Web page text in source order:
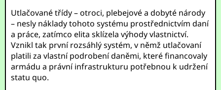
Utlačované třídy – otroci, plebejové a dobyté národy
– nesly náklady tohoto systému prostřednictvím daní
a práce, zatímco elita sklízela výhody vlastnictví.
Vznikl tak první rozsáhlý systém, v němž utlačovaní
platili za vlastní podrobení daněmi, které financovaly
armádu a právní infrastrukturu potřebnou k udržení
statu quo.